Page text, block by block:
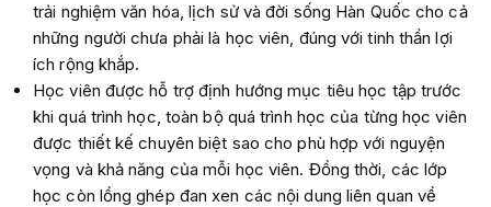
trải nghiệm văn hóa, lịch sử và đời sống Hàn Quốc cho cả
những người chưa phải là học viên, đúng với tinh thần lợi
ích rộng khắp.
Học viên được hỗ trợ định hướng mục tiêu học tập trước
khi quá trình học, toàn bộ quá trình học của từng học viên
được thiết kế chuyên biệt sao cho phù hợp với nguyện
vọng và khả năng của mỗi học viên. Đồng thời, các lớp
học còn lồng ghép đan xen các nội dung liên quan về